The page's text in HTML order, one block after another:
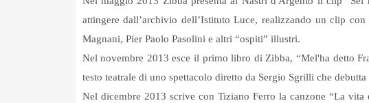
attingere dall’archivio dell’Istituto Luce, realizzando un clip
Magnani, Pier Paolo Pasolini e altri “ospiti” illustri.
Nel novembre 2013 esce il primo libro di Zibba, “Mel'ha detto
testo teatrale di uno spettacolo diretto da Sergio Sgrilli che
Nel dicembre 2013 scrive con Tiziano Ferro la canzone “La